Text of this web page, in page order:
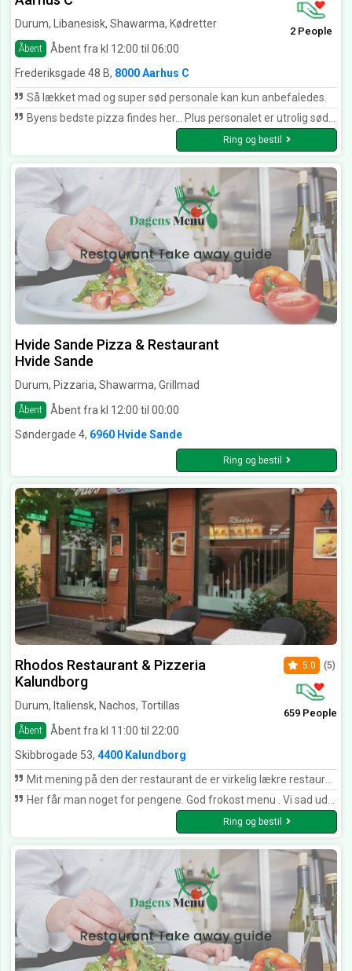
Durum, Libanesisk, Shawarma, Kødretter
Åbent Åbent fra kl 12:00 til 06:00
2 People
Frederiksgade 48 B, 8000 Aarhus C
Så lækket mad og super sød personale kan kun anbefaledes.
Byens bedste pizza findes her... Plus personalet er utrolig søde, smilende og venlige.. Kommer igen
Ring og bestil
Hvide Sande Pizza & Restaurant
Hvide Sande
Durum, Pizzaria, Shawarma, Grillmad
Åbent
Åbent fra kl 12:00 til 00:00
Søndergade 4, 6960 Hvide Sande
Ring og bestil
Rhodos Restaurant & Pizzeria
Kalundborg
Durum, Italiensk, Nachos, Tortillas
Åbent Åbent fra kl 11:00 til 22:00
5.0 (5)
659 People
Skibbrogade 53, 4400 Kalundborg
Mit mening på den der restaurant de er virkelig lækre restaurant i Kalundborg. Eksempel deres mad det er virkelig lækkert og de har næsten alt hvad du vil have Og de altid glad og smiler med folk Og det er virkelig god til og hjælpe folk. jeg anbefaler de går og prøver den der restaurant. :-) :-) :-) :-)
Her får man noget for pengene. God frokost menu . Vi sad uden, men det ser godt ud inde og toilet er rent.
Ring og bestil